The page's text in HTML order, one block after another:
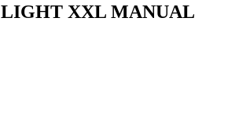
LIGHT XXL MANUAL